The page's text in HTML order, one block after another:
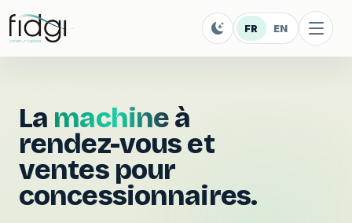
FR EN
La machineà
rendez-vous et
ventes pour
concessionnaires.